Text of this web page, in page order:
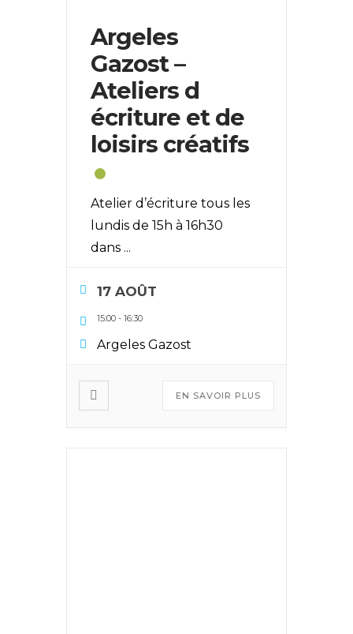
Argeles
Gazost –
Ateliers d
écriture et de
loisirs créatifs
Atelier d’écriture tous les
lundis de 15h à 16h30
dans ...
17 AOÛT
15:00 - 16:30
Argeles Gazost
EN SAVOIR PLUS